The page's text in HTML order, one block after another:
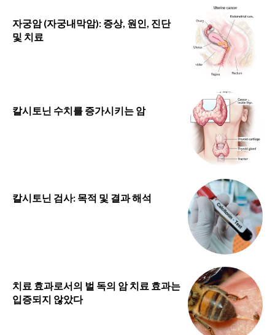
자궁암 (자궁내막암): 증상, 원인, 진단
및 치료
칼시토닌 수치를 증가시키는 암
칼시토닌 검사: 목적 및 결과 해석
치료 효과로서의 벌 독의 암 치료 효과는
입증되지 않았다